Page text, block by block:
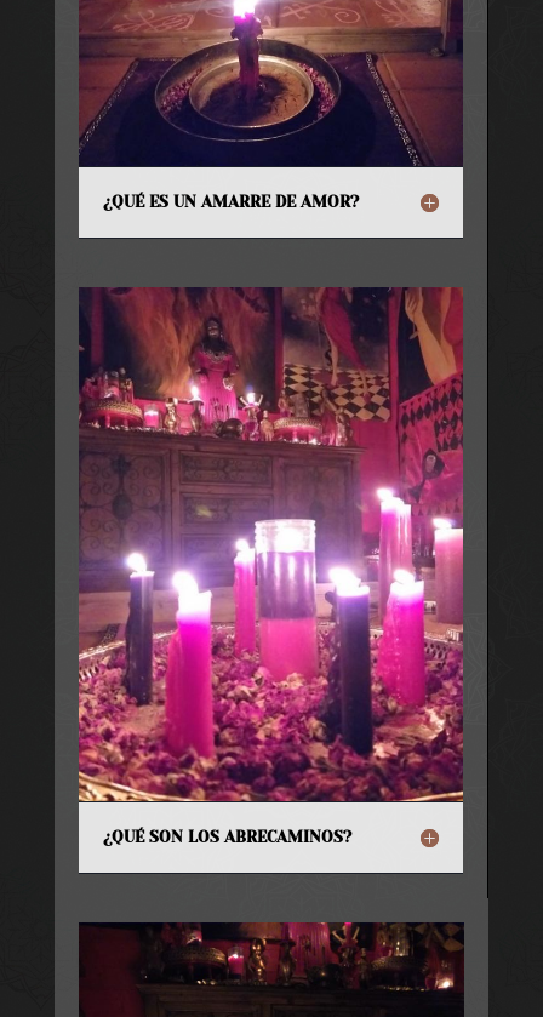
¿QUÉ ES UN AMARRE DE AMOR?
¿QUÉ SON LOS ABRECAMINOS?